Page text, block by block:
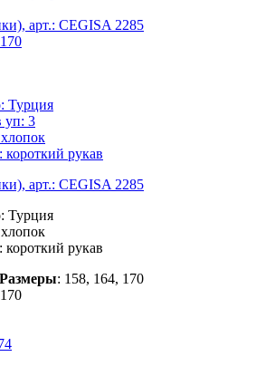
арт.: CEGISA 2285
Турция
уп: 3
короткий рукав
арт.: CEGISA 2285
Турция
короткий рукав
Размеры: 158, 164, 170